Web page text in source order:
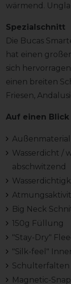
wärmend.
Spezialschnitt
Die Bucas
hat einen
sich
einen breiten
Friesen,
Auf einen Blick
Außenmaterial
Wasserdicht /
abschwitzend
Big Neck
150g Füllung
"Stay-Dry"
"Silk-feel"
Schulterfalten
Magnetic-